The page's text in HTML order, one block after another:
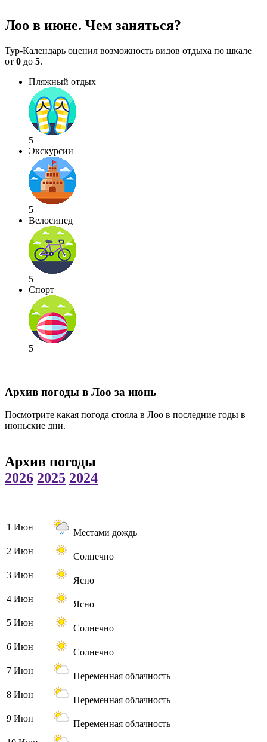
Лоо в июне. Чем заняться?
Тур-Календарь оценил возможность видов отдыха по шкале
от 0 до 5.
Пляжный отдых
5
Экскурсии
5
Велосипед
5
Спорт
5
Архив погоды в Лоо за июнь
Посмотрите какая погода стояла в Лоо в последние годы в
июньские дни.
Архив погоды
2026 2025 2024
1 Июн
Местами дождь
2 Июн
Солнечно
3 Июн
Ясно
4 Июн
Ясно
5 Июн
Солнечно
6 Июн
Солнечно
7 Июн
Переменная облачность
8 Июн
Переменная облачность
9 Июн
Переменная облачность